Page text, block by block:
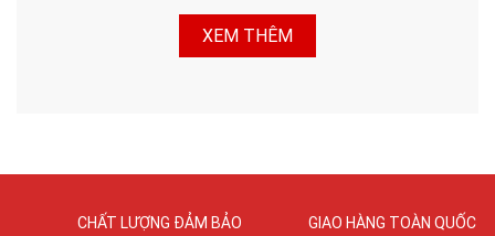
XEM THÊM
CHẤT LƯỢNG ĐẢM BẢO GIAO HÀNG TOÀN QUỐC